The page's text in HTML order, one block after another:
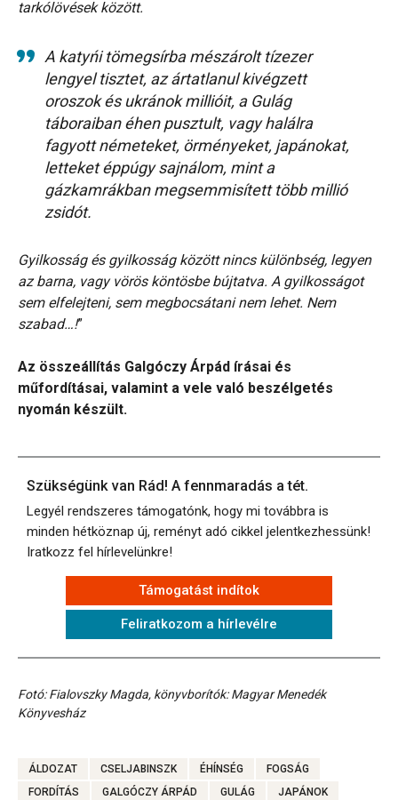
tarkólövések között.
A katyńi tömegsírba mészárolt tízezer
lengyel tisztet, az ártatlanul kivégzett
oroszok és ukránok millióit, a Gulág
táboraiban éhen pusztult, vagy halálra
fagyott németeket, örményeket, japánokat,
letteket éppúgy sajnálom, mint a
gázkamrákban megsemmisített több millió
zsidót.
Gyilkosság és gyilkosság között nincs különbség, legyen
az barna, vagy vörös köntösbe bújtatva. A gyilkosságot
sem elfelejteni, sem megbocsátani nem lehet. Nem
szabad…!”
Az összeállítás Galgóczy Árpád írásai és
műfordításai, valamint a vele való beszélgetés
nyomán készült.
Szükségünk van Rád! A fennmaradás a tét.
Legyél rendszeres támogatónk, hogy mi továbbra is
minden hétköznap új, reményt adó cikkel jelentkezhessünk!
Iratkozz fel hírlevelünkre!
Támogatást indítok
Feliratkozom a hírlevélre
Fotó: Fialovszky Magda, könyvborítók: Magyar Menedék
Könyvesház
ÁLDOZAT CSELJABINSZK ÉHÍNSÉG
FOGSÁG
FORDÍTÁS
GALGÓCZY ÁRPÁD GULÁG
JAPÁNOK